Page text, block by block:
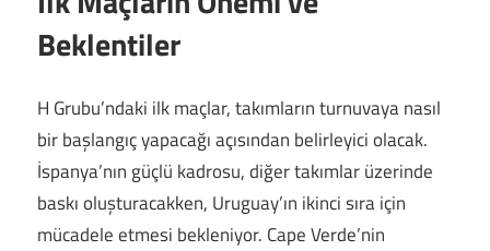
Beklentiler
H Grubu’ndaki ilk maçlar, takımların turnuvaya nasıl
bir başlangıç yapacağı açısından belirleyici olacak.
İspanya’nın güçlü kadrosu, diğer takımlar üzerinde
baskı oluşturacakken, Uruguay’ın ikinci sıra için
mücadele etmesi bekleniyor. Cape Verde’nin